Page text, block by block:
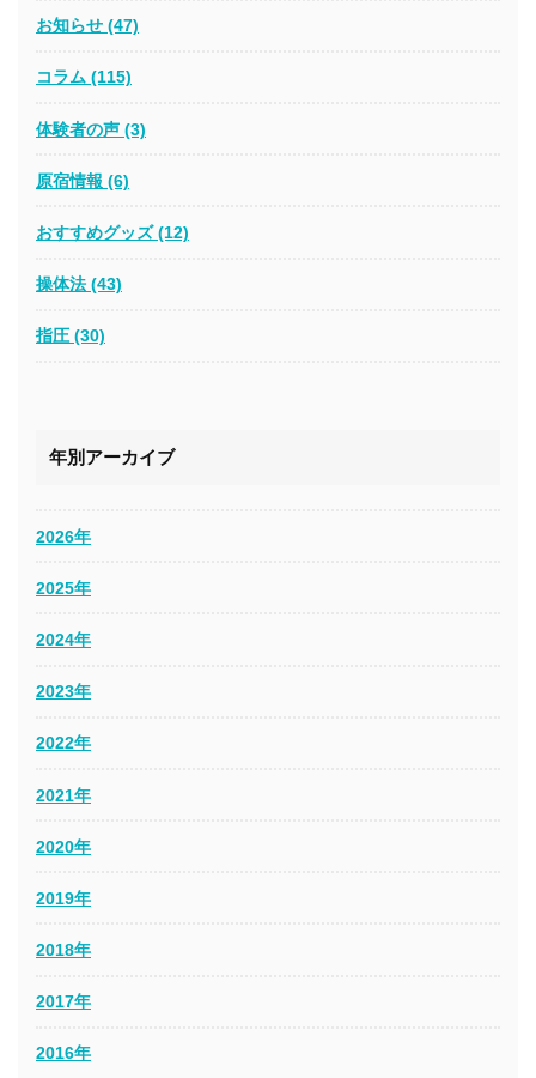
お知らせ (47)
コラム (115)
体験者の声 (3)
原宿情報 (6)
おすすめグッズ (12)
操体法 (43)
指圧 (30)
年別アーカイブ
2026年
2025年
2024年
2023年
2022年
2021年
2020年
2019年
2018年
2017年
2016年